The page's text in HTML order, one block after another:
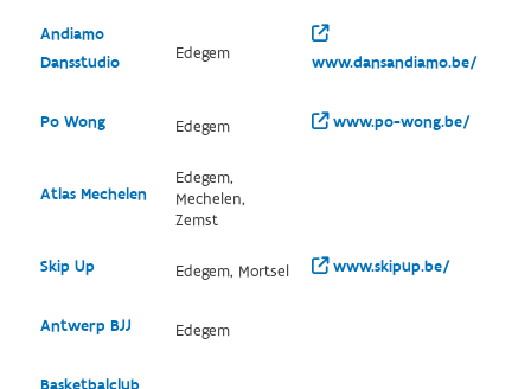
Andiamo
Dansstudio
Edegem www.dansandiamo.be/
Po Wong Edegem www.po-wong.be/
Atlas Mechelen
Edegem,
Mechelen,
Zemst
Skip Up Edegem, Mortsel www.skipup.be/
Antwerp BJJ Edegem